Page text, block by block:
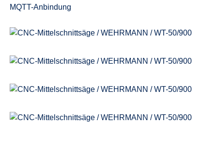
MQTT-Anbindung